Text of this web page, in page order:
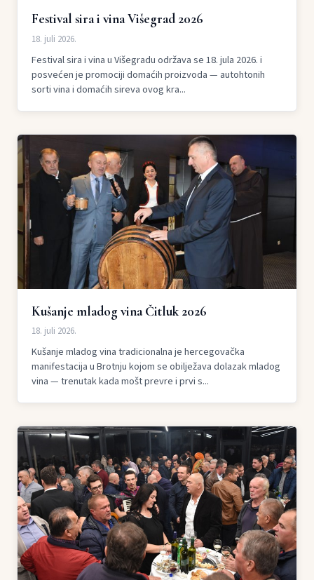
Festival sira i vina Višegrad 2026
18. juli 2026.
Festival sira i vina u Višegradu održava se 18. jula 2026. i
posvećen je promociji domaćih proizvoda — autohtonih
sorti vina i domaćih sireva ovog kra...
Kušanje mladog vina Čitluk 2026
18. juli 2026.
Kušanje mladog vina tradicionalna je hercegovačka
manifestacija u Brotnju kojom se obilježava dolazak mladog
vina — trenutak kada mošt prevre i prvi s...